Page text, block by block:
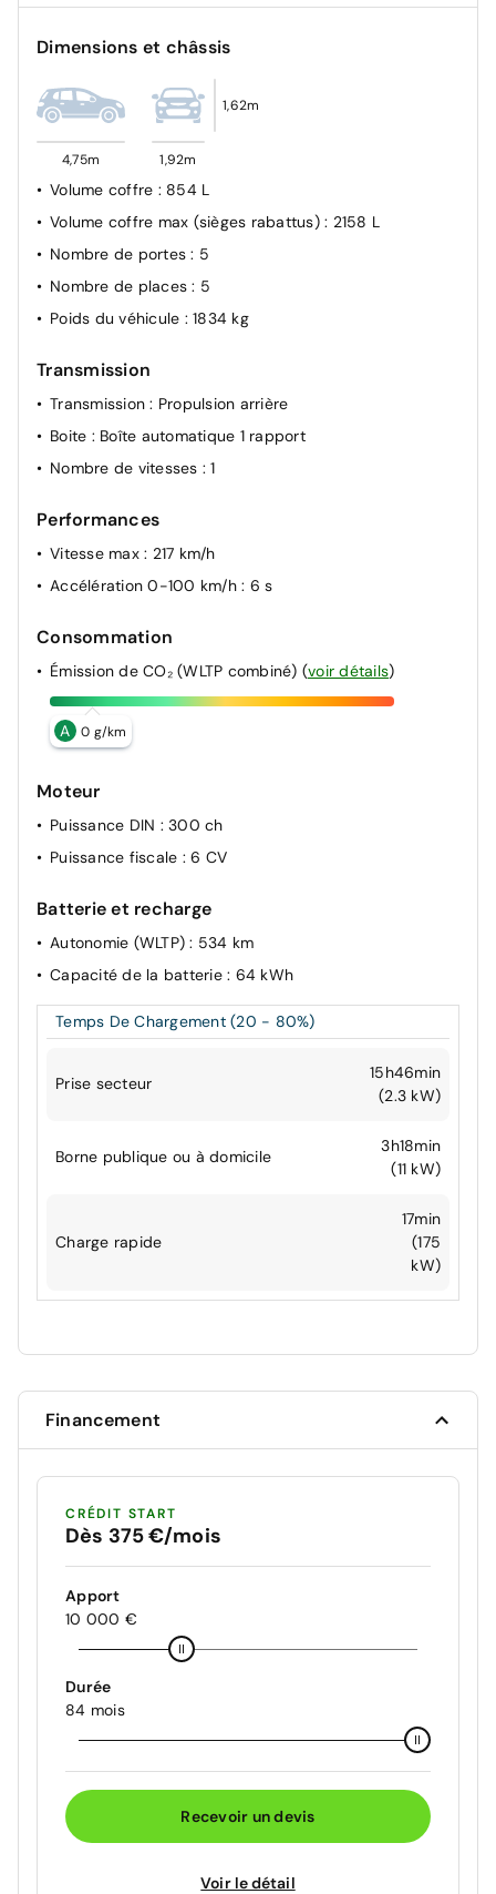
Dimensions et châssis
4,75m 1,92m
1,62m
Volume coffre : 854 L
Volume coffre max (sièges rabattus) : 2158 L
Nombre de portes: 5
Nombre de places: 5
Poids du véhicule : 1834 kg
Transmission
Transmission: Propulsion arrière
Boite : Boîte automatique 1 rapport
Nombre de vitesses : 1
Performances
Vitesse max : 217 km/h
Accélération 0-100 km/h : 6 s
Consommation
Émission de CO₂ (WLTP combiné) (voir détails)
A 0 g/km
Moteur
Puissance DIN : 300 ch
Puissance fiscale : 6 CV
Batterie et recharge
Autonomie (WLTP): 534 km
Capacité de la batterie : 64 kWh
Temps De Chargement (20 - 80%)
Prise secteur
15h46min
(2.3 kW)
Borne publique ou à domicile
3h18min
(11 kW)
Charge rapide
17min
(175
kW)
Financement
CRÉDIT START
Dès 375 €/mois
Apport
10 000 €
Durée
84 mois
Recevoir un devis
Voir le détail